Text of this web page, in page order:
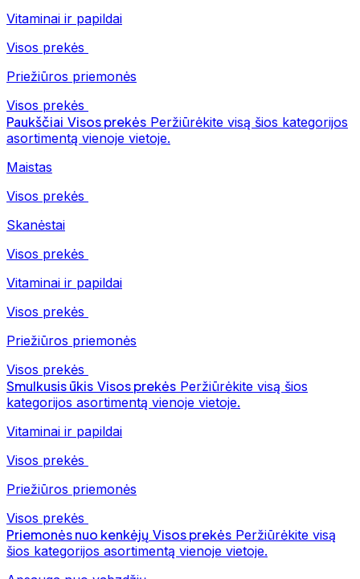
Vitaminai ir papildai
Visos prekės
Priežiūros priemonės
Visos prekės
Paukščiai Visos prekės Peržiūrėkite visą šios kategorijos
asortimentą vienoje vietoje.
Maistas
Visos prekės
Skanėstai
Visos prekės
Vitaminai ir papildai
Visos prekės
Priežiūros priemonės
Visos prekės
Smulkusis ūkis Visos prekės Peržiūrėkite visą šios
kategorijos asortimentą vienoje vietoje.
Vitaminai ir papildai
Visos prekės
Priežiūros priemonės
Visos prekės
Priemonės nuo kenkėjų Visos prekės Peržiūrėkite visą
šios kategorijos asortimentą vienoje vietoje.